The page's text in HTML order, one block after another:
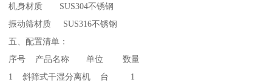
机身材质 SUS304不锈钢
振动筛材质 SUS316不锈钢
五、配置清单：
序号 产品名称 单位 数量
1 斜筛式干湿分离机 台 1